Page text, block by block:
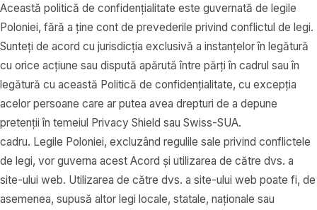
Această politică de confidențialitate este guvernată de legile
Poloniei, fără a ține cont de prevederile privind conflictul de legi.
Sunteți de acord cu jurisdicția exclusivă a instanțelor în legătură
cu orice acțiune sau dispută apărută între părți în cadrul sau în
legătură cu această Politică de confidențialitate, cu excepția
acelor persoane care ar putea avea drepturi de a depune
pretenții în temeiul Privacy Shield sau Swiss-SUA.
cadru. Legile Poloniei, excluzând regulile sale privind conflictele
de legi, vor guverna acest Acord și utilizarea de către dvs. a
site-ului web. Utilizarea de către dvs. a site-ului web poate fi, de
asemenea, supusă altor legi locale, statale, naționale sau